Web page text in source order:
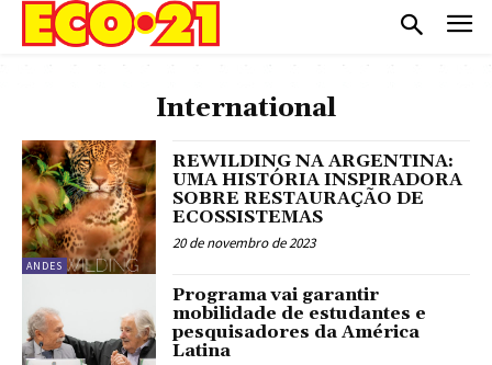
International
ANDES
REWILDING NA ARGENTINA:
UMA HISTÓRIA INSPIRADORA
SOBRE RESTAURAÇÃO DE
ECOSSISTEMAS
20 de novembro de 2023
Programa vai garantir
mobilidade de estudantes e
pesquisadores da América
Latina